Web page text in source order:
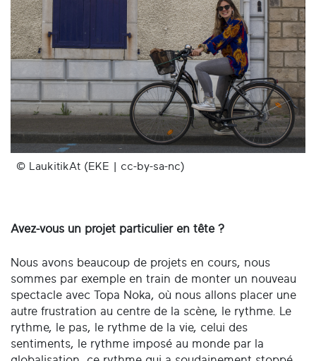
© LaukitikAt (EKE | cc-by-sa-nc)
Avez-vous un projet particulier en tête ?
Nous avons beaucoup de projets en cours, nous
sommes par exemple en train de monter un nouveau
spectacle avec Topa Noka, où nous allons placer une
autre frustration au centre de la scène, le rythme. Le
rythme, le pas, le rythme de la vie, celui des
sentiments, le rythme imposé au monde par la